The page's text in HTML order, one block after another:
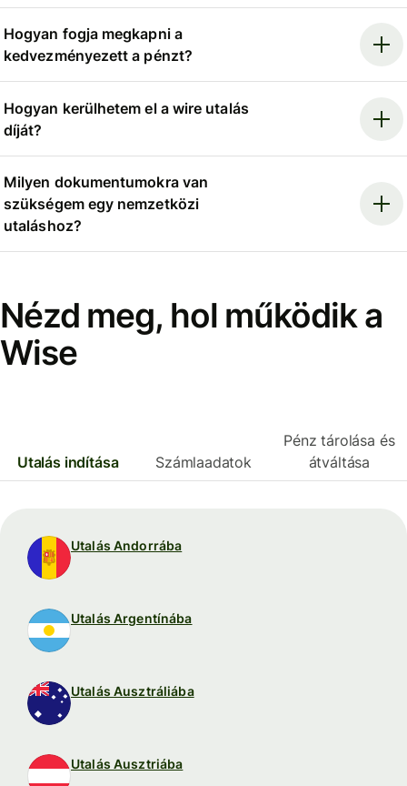
Hogyan fogja megkapni a
kedvezményezett a pénzt?
Hogyan kerülhetem el a wire utalás
díját?
Milyen dokumentumokra van
szükségem egy nemzetközi
utaláshoz?
Nézd meg, hol működik a
Wise
Utalás indítása Számlaadatok
Pénz tárolása és
átváltása
Utalás Andorrába
Utalás Argentínába
Utalás Ausztráliába
Utalás Ausztriába